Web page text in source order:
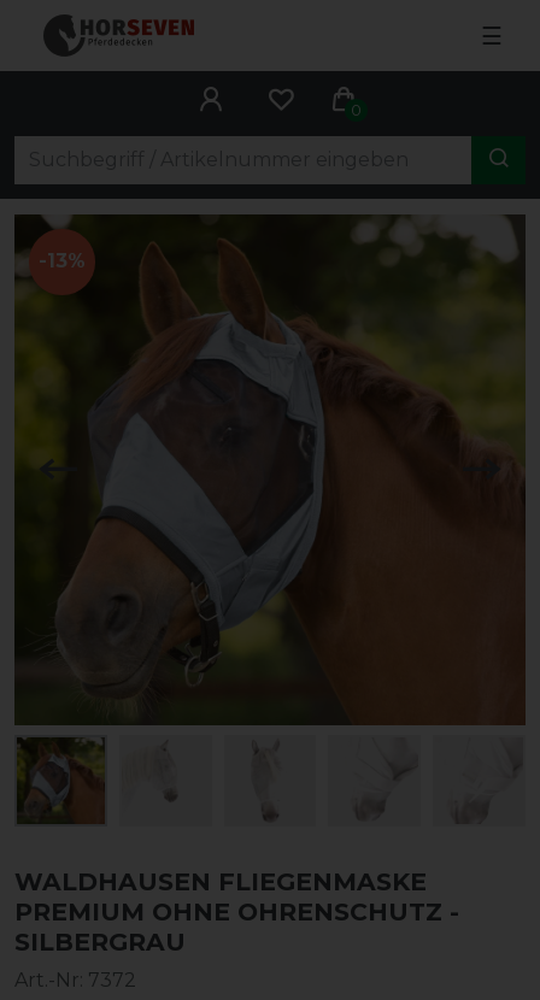
☰
0
-13%
WALDHAUSEN FLIEGENMASKE
PREMIUM OHNE OHRENSCHUTZ -
SILBERGRAU
Art.-Nr: 7372